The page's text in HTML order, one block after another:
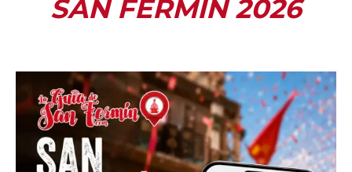
SAN FERMÍN 2026